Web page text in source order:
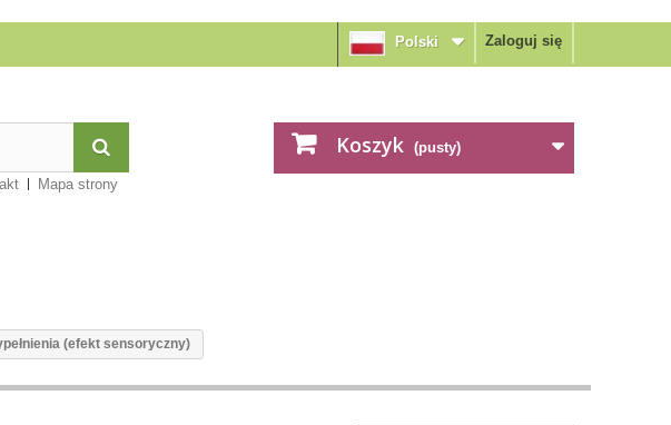
Zaloguj się
Polski
Koszyk (pusty)
Mapa strony
(efekt sensoryczny)